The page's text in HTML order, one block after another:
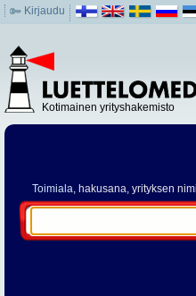
Kirjaudu
Kotimainen yrityshakemisto
Toimiala, hakusana, yrityksen nimi